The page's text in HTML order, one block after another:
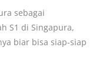
sebagai
S1 di Singapura,
biar bisa siap-siap